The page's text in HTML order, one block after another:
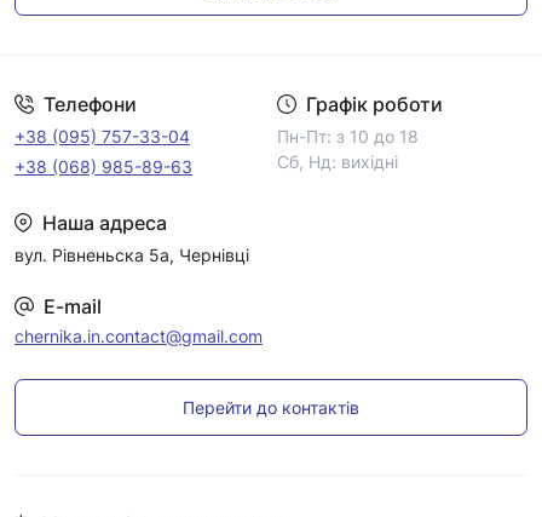
Телефони
+38 (095) 757-33-04
+38 (068) 985-89-63
Графік роботи
Пн-Пт: з 10 до 18
Сб, Нд: вихідні
Наша адреса
вул. Рівненьска 5а, Чернівці
E-mail
chernika.in.contact@gmail.com
Перейти до контактів